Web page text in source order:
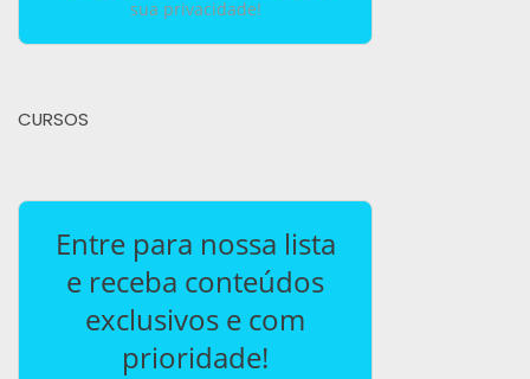
sua privacidade!
CURSOS
Entre para nossa lista
e receba conteúdos
exclusivos e com
prioridade!